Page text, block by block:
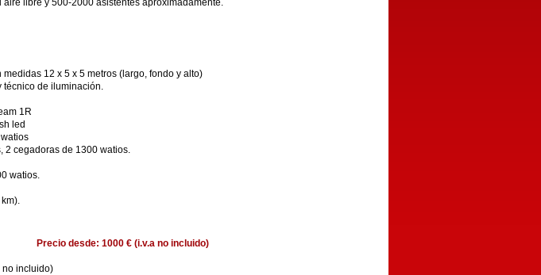
aire libre y 500-2000 asistentes aproximadamente.
12 x 5 x 5 metros (largo, fondo y alto)
técnico de iluminación.
1R
led
2 cegadoras de 1300 watios.
watios.
Precio desde: 1000 € (i.v.a no incluido)
no incluido)